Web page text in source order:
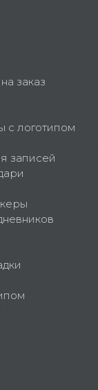
заказ
с логотипом
записей